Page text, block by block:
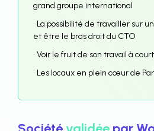
grand groupe international
• La possibilité de travailler sur
et être le bras droit du CTO
• Voir le fruit de son travail à
• Les locaux en plein cœur de